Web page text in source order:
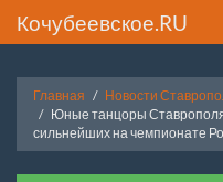
Кочубеевское.RU
Главная
Новости
Юные танцоры Ставрополя
сильнейших на чемпионате